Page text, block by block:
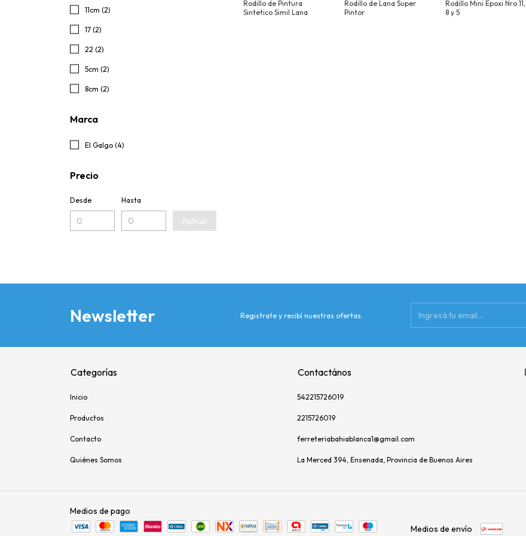
11cm (2)
17 (2)
22 (2)
5cm (2)
8cm (2)
Marca
El Galgo (4)
Precio
Desde Hasta
Aplicar
Rodillo de Pintura
Sintetico Simil Lana
Rodillo de Lana Super
Pintor
Rodillo Mini Epoxi Nro 11,
8 y 5
Newsletter Registrate y recibí nuestras ofertas.
Categorías
Inicio
Productos
Contacto
Quiénes Somos
Contactános
542215726019
2215726019
ferreteriabahiablanca1@gmail.com
La Merced 394, Ensenada, Provincia de Buenos Aires
Medios de pago
Medios de envío